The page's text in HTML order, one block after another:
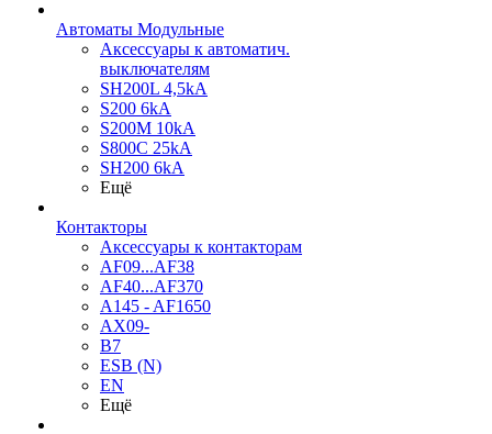
Автоматы Модульные
Аксессуары к автоматич.
выключателям
SH200L 4,5kA
S200 6kA
S200M 10kA
S800C 25kA
SH200 6kA
Ещё
Контакторы
Аксессуары к контакторам
AF09...AF38
AF40...AF370
A145 - AF1650
AX09-
B7
ESB (N)
EN
Ещё